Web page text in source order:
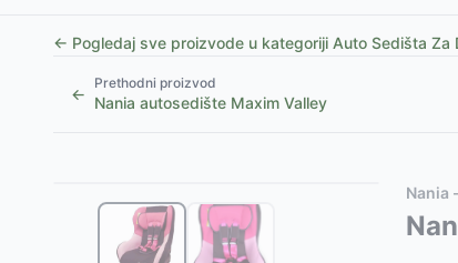
← Pogledaj sve proizvode u kategoriji Auto Sedišta Za
←
Prethodni proizvod
Nania autosedište Maxim Valley
Lorelli autosediste rimini premium 0-13kg black
Lorelli Mercury autosediste za decu 0-36kg sivo
Ovaj proizvod nije dostupan, pogledajte slične
LORELLI Dodatni jastuk za autosedište EASY
Nania